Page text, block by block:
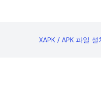
XAPK / APK 파일 설